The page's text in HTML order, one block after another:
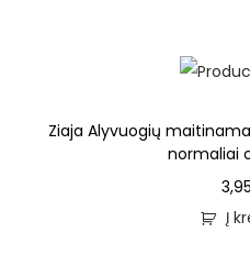
Ziaja Alyvuogių
normaliai
3,95
Į